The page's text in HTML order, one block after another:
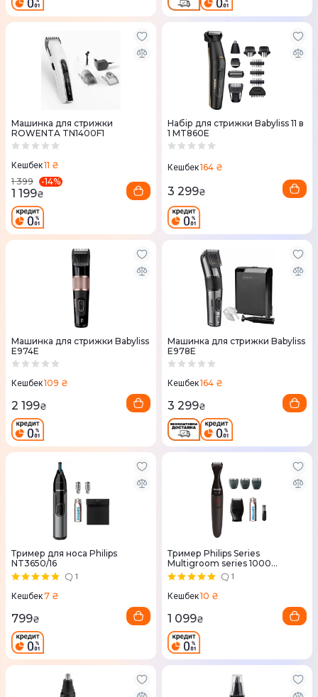
Машинка для стрижки
ROWENTA TN1400F1
Кешбек11 ₴
1 399
-14%
1 199₴
Набір для стрижки Babyliss 11 в
1 MT860E
Кешбек164 ₴
3 299₴
Машинка для стрижки Babyliss
E974E
Кешбек109 ₴
2 199₴
Машинка для стрижки Babyliss
E978E
Кешбек164 ₴
3 299₴
Тример для носа Philips
NT3650/16
1
Кешбек7 ₴
799₴
Тример Philips Series
Multigroom series 1000
MG1100/16
1
Кешбек10 ₴
1 099₴